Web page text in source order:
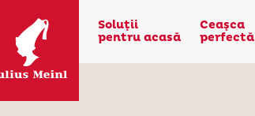
Soluţii
pentru acasă
Ceaşca
perfectă